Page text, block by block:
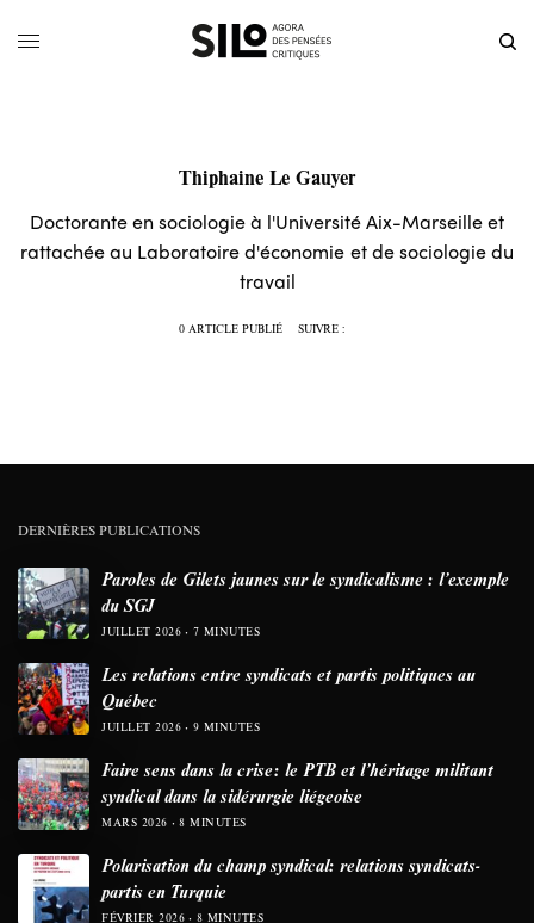
Thiphaine Le Gauyer
Doctorante en sociologie à l'Université Aix-Marseille et
rattachée au Laboratoire d'économie et de sociologie du
travail
0 ARTICLE PUBLIÉ SUIVRE :
DERNIÈRES PUBLICATIONS
Paroles de Gilets jaunes sur le syndicalisme : l’exemple
du SGJ
JUILLET 2026 7 MINUTES
Les relations entre syndicats et partis politiques au
Québec
JUILLET 2026 9 MINUTES
Faire sens dans la crise: le PTB et l’héritage militant
syndical dans la sidérurgie liégeoise
MARS 2026 8 MINUTES
Polarisation du champ syndical: relations syndicats-
partis en Turquie
FÉVRIER 2026 8 MINUTES